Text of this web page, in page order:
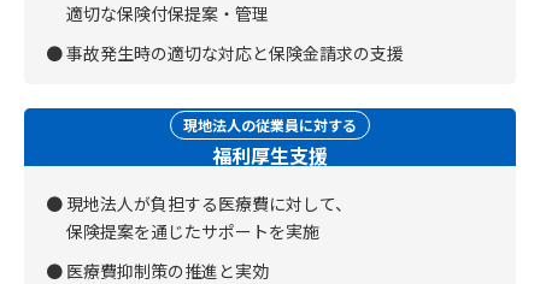
適切な保険付保提案・管理
事故発生時の適切な対応と保険金請求の支援
現地法人の従業員に対する
福利厚生支援
現地法人が負担する医療費に対して、
保険提案を通じたサポートを実施
医療費抑制策の推進と実効